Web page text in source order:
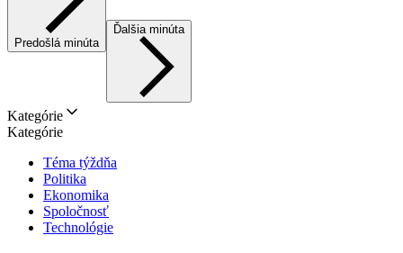
Predošlá minúta
Ďalšia minúta
Kategórie
Kategórie
Téma týždňa
Politika
Ekonomika
Spoločnosť
Technológie